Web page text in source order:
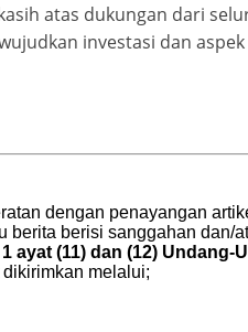
atas dukungan dari
investasi dan